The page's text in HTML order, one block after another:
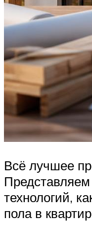
Всё лучшее
технологий,
пола в